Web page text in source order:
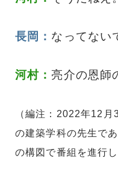
長岡： なってない
河村： 亮介の恩師
（編注：2022年12
の建築学科の先生で
の構図で番組を進行し